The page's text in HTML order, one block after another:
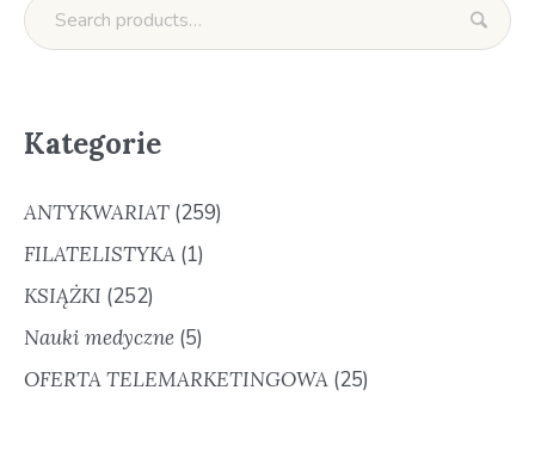
Kategorie
ANTYKWARIAT (259)
FILATELISTYKA (1)
KSIĄŻKI (252)
Nauki medyczne (5)
OFERTA TELEMARKETINGOWA (25)